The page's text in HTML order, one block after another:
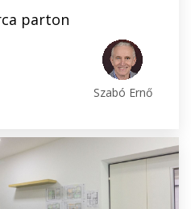
parton
Szabó Ernő